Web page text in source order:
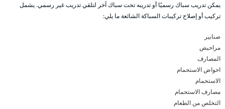
يمكن تدريب سباك رسميًا أو تدريبه تحت سباك آخر لتلقي تدريب غير رسمي. يشمل
تركيب أو إصلاح تركيبات السباكة الشائعة ما يلي:
صنابير
مراحيض
المصارف
احواض الاستحمام
الاستحمام
مصارف الاستحمام
التخلص من الطعام